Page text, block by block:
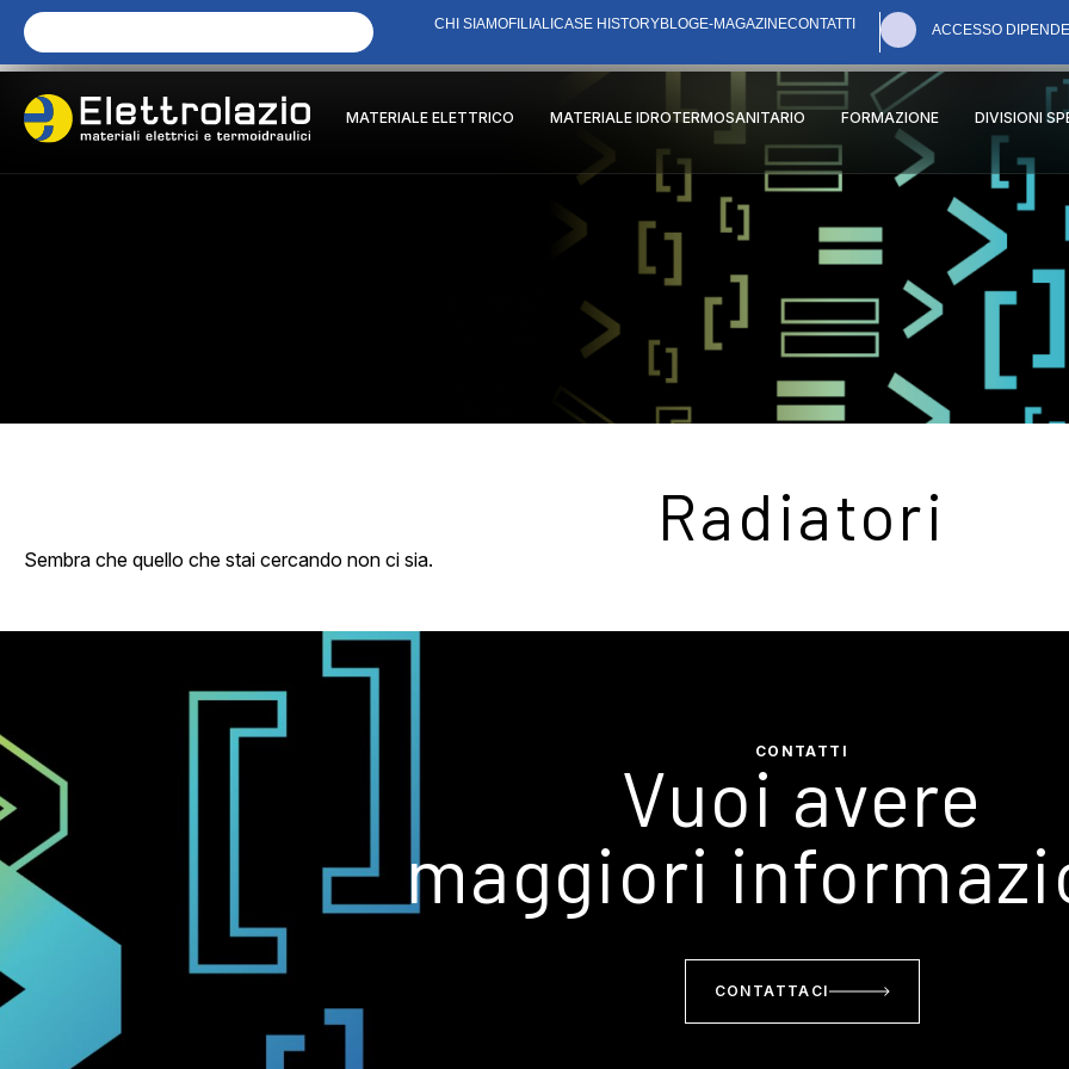
CHI SIAMOFILIALICASE HISTORYBLOGE-MAGAZINECONTATTI ACCESSO
MATERIALE ELETTRICO MATERIALE IDROTERMOSANITARIO FORMAZIONE DIVISIONI
Radiatori
Sembra che quello che stai cercando non ci sia.
CONTATTI
Vuoi avere
maggiori
CONTATTACI